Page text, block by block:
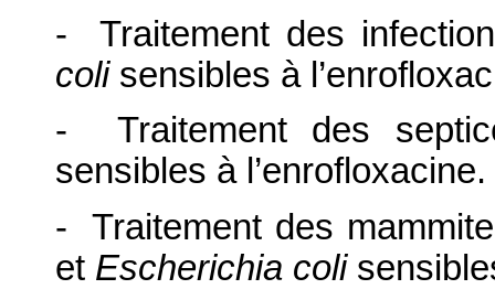
- Traitement des
colisensibles à
- Traitement des
sensibles à l’enrofloxacine.
- Traitement des
et Escherichia coli